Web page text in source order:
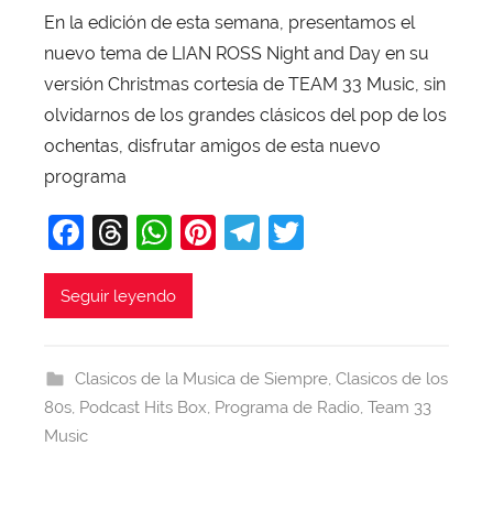
r
X
a
v
i
b
a
En la edición de esta semana, presentamos el
nuevo tema de LIAN ROSS Night and Day en su
versión Christmas cortesía de TEAM 33 Music, sin
olvidarnos de los grandes clásicos del pop de los
ochentas, disfrutar amigos de esta nuevo
programa
F
a
c
b
o
o
T
hr
e
d
s
W
h
at
A
p
Pi
st
T
a
m
Seguir leyendo
Clasicos de la Musica de Siempre, Clasicos de los
80s, Podcast Hits Box, Programa de Radio, Team 33
Music